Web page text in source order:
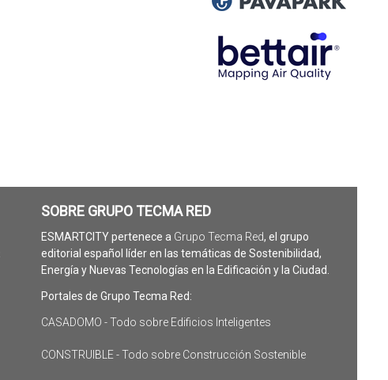
SOBRE GRUPO TECMA RED
ESMARTCITY pertenece a Grupo Tecma Red, el grupo
editorial español líder en las temáticas de Sostenibilidad,
Energía y Nuevas Tecnologías en la Edificación y la Ciudad.
Portales de Grupo Tecma Red:
CASADOMO - Todo sobre Edificios Inteligentes
CONSTRUIBLE - Todo sobre Construcción Sostenible